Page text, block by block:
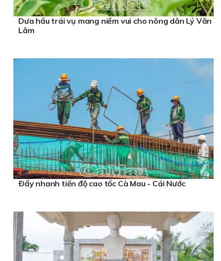
Dưa hấu trái vụ mang niềm vui cho nông dân Lý Văn
Lâm
Ðẩy nhanh tiến độ cao tốc Cà Mau - Cái Nước